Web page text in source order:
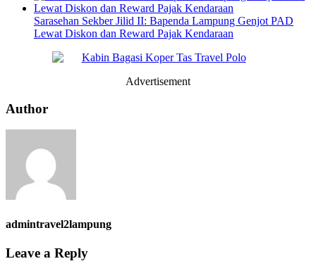
Sarasehan Sekber Jilid II: Bapenda Lampung Genjot PAD
Lewat Diskon dan Reward Pajak Kendaraan
Advertisement
Author
admintravel2lampung
Leave a Reply